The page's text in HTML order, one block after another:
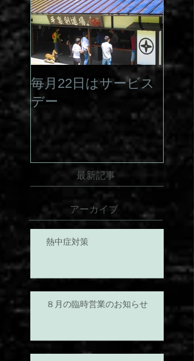
帳📕✨ ポケットサイズのメモ帳としてはも
ちろんのこと、なんと裏表紙には 当館の記
念スタンプが押せるスペースもご用意!! この
メモ帳をGETするため、老若男女問わず挑戦
者も多数🤩 手裏剣投げとご来館記念とし
て ぜひ挑戦してみてください😉 皆様の挑
戦をお待ちしております。 ☆大人気☆ 民
俗館オリジナルメモ帳 記念スタンプも忘れ
ずGET！！
毎月22日はサービス
デー
最新記事
アーカイブ